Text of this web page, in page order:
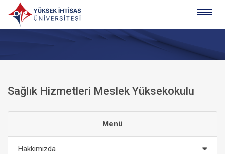
Sağlık Hizmetleri Meslek Yüksekokulu
Menü
Hakkımızda